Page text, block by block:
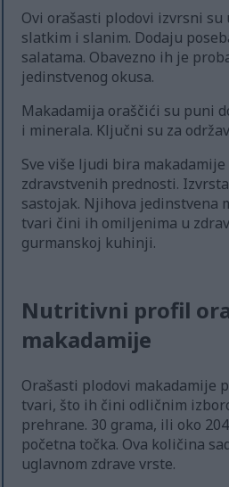
Ovi orašasti plodovi izvrsni su
slatkim i slanim. Dodaju
salatama. Obavezno ih je
jedinstvenog okusa.
Makadamija oraščići su puni
i minerala. Ključni su za
Sve više ljudi bira
zdravstvenih prednosti.
sastojak. Njihova jedinstvena
tvari čini ih omiljenima u
gurmanskoj kuhinji.
Nutritivni profil
makadamije
Orašasti plodovi makadamije
tvari, što ih čini odličnim
prehrane. 30 grama, ili oko
početna točka. Ova količina
uglavnom zdrave vrste.